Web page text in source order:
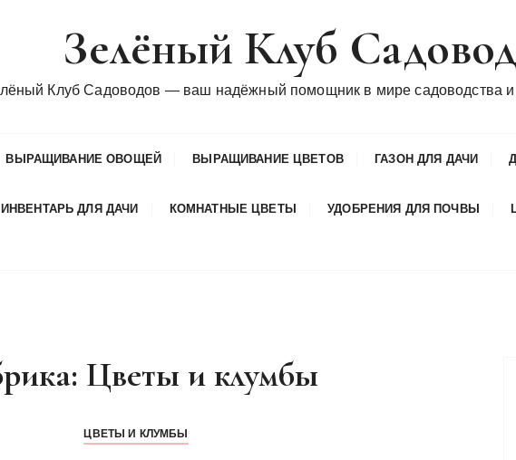
Зелёный Клуб
Клуб Садоводов — ваш надёжный помощник в мире садоводства и
ВЫРАЩИВАНИЕ ОВОЩЕЙ ВЫРАЩИВАНИЕ ЦВЕТОВ ГАЗОН ДЛЯ ДАЧИ
ИНВЕНТАРЬ ДЛЯ ДАЧИ КОМНАТНЫЕ ЦВЕТЫ УДОБРЕНИЯ ДЛЯ ПОЧВЫ
Цветы и клумбы
ЦВЕТЫ И КЛУМБЫ